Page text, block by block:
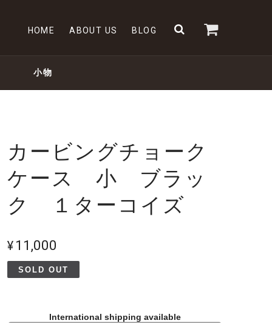
HOME ABOUT US BLOG
小物
カービングチョーク
ケース 小 ブラッ
ク １ターコイズ
¥11,000
SOLD OUT
International shipping available